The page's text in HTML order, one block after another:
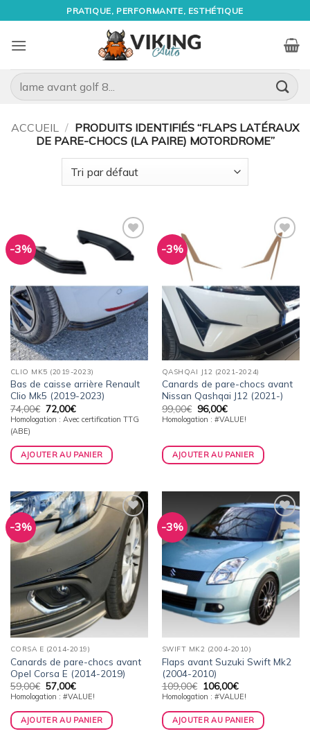
au
contenu
PRATIQUE, PERFORMANTE, ESTHÉTIQUE
Recherche
pour :
ACCUEIL / PRODUITS IDENTIFIÉS “FLAPS LATÉRAUX
DE PARE-CHOCS (LA PAIRE) MOTORDROME”
-3%
Ajouter
à la
CLIO MK5 (2019-2023)
Bas de caisse arrière Renault
Clio Mk5 (2019-2023)
74,00€ Le
prix
initial
74,00€.
72,00€Le
prix
actuel
72,00€.
Homologation : Avec certification TTG
(ABE)
AJOUTER AU PANIER
-3%
Ajouter
à la
wishlist
QASHQAI J12 (2021-2024)
Canards de pare-chocs avant
Nissan Qashqai J12 (2021-)
99,00€ Le
prix
initial
99,00€.
96,00€Le
prix
actuel
96,00€.
Homologation : #VALUE!
AJOUTER AU PANIER
-3%
Ajouter
à la
wishlist
CORSA E (2014-2019)
Canards de pare-chocs avant
Opel Corsa E (2014-2019)
59,00€ Le
prix
initial
était :
59,00€.
57,00€Le
prix
actuel
est :
57,00€.
Homologation : #VALUE!
AJOUTER AU PANIER
-3%
Ajouter
à la
wishlist
SWIFT MK2 (2004-2010)
Flaps avant Suzuki Swift Mk2
(2004-2010)
109,00€ Le
prix
initial
était :
109,00€.
106,00€Le
prix
actuel
est :
106,00€.
Homologation : #VALUE!
AJOUTER AU PANIER